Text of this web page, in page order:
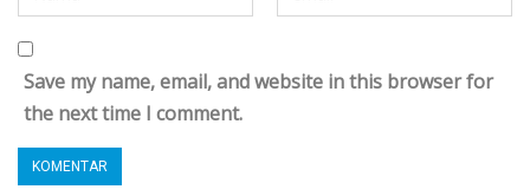
Save my name, email, and website in this browser for
the next time I comment.